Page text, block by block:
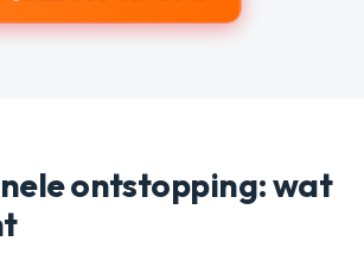
ontstopping: wat